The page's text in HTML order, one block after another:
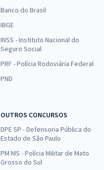
Banco do Brasil
IBGE
INSS - Instituto Nacional do
Seguro Social
PRF - Polícia Rodoviária Federal
PND
OUTROS CONCURSOS
DPE SP - Defensoria Pública do
Estado de São Paulo
PM MS - Polícia Militar de Mato
Grosso do Sul